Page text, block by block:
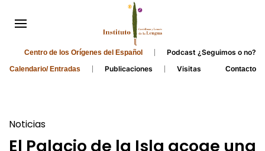
Centro de los Orígenes del Español Podcast ¿Seguimos o no?
Calendario/ Entradas Publicaciones
Visitas
Noticias